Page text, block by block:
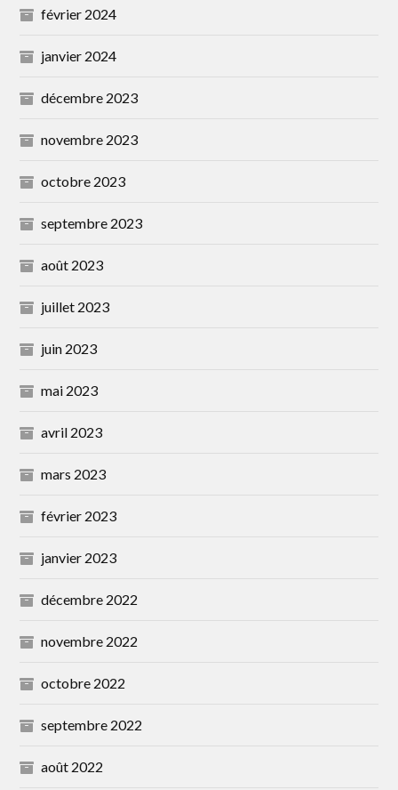
février 2024
janvier 2024
décembre 2023
novembre 2023
octobre 2023
septembre 2023
août 2023
juillet 2023
juin 2023
mai 2023
avril 2023
mars 2023
février 2023
janvier 2023
décembre 2022
novembre 2022
octobre 2022
septembre 2022
août 2022